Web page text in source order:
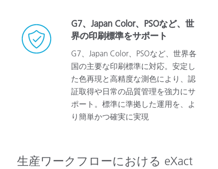
G7、Japan Color、PSOなど、世
界の印刷標準をサポート
G7、Japan Color、PSOなど、世界各
国の主要な印刷標準に対応。安定し
た色再現と高精度な測色により、認
証取得や日常の品質管理を強力にサ
ポート。標準に準拠した運用を、よ
り簡単かつ確実に実現
生産ワークフローにおける eXact